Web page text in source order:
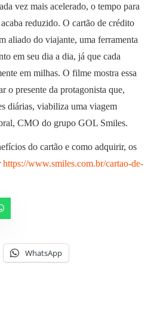
vez mais acelerado, o tempo para
reduzido. O cartão de crédito
aliado do viajante, uma ferramenta
em seu dia a dia, já que cada
em milhas. O filme mostra essa
o presente da protagonista que,
diárias, viabiliza uma viagem
CMO do grupo GOL Smiles.
do cartão e como adquirir, os
https://www.smiles.com.br/cartao-de-
WhatsApp